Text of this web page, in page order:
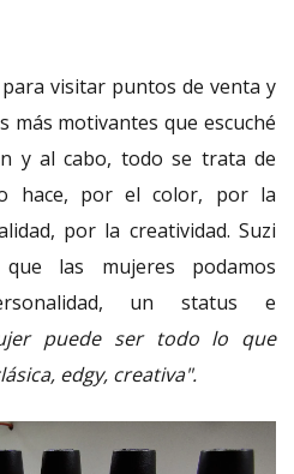
visitar puntos de venta y
más motivantes que escuché
y al cabo, todo se trata de
hace, por el color, por la
por la creatividad. Suzi
las mujeres podamos
un status e
puede ser todo lo que
edgy, creativa".